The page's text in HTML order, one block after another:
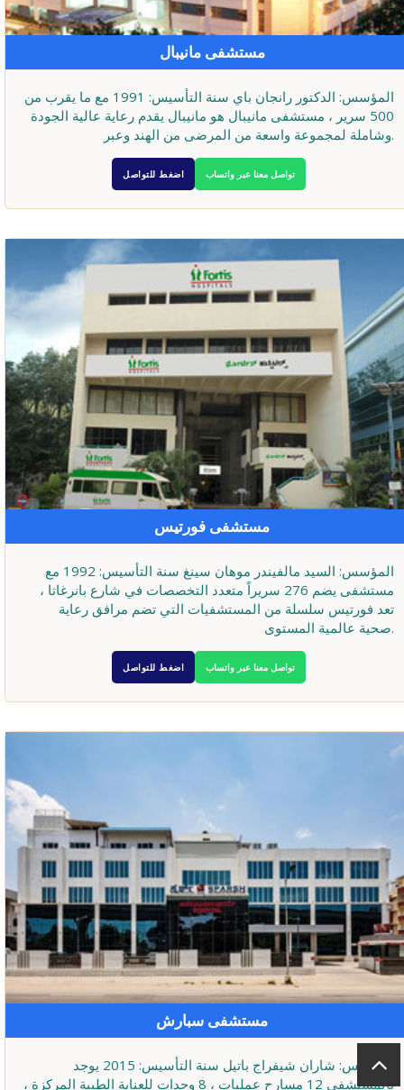
مستشفى مانيبال
المؤسس: الدكتور رانجان باي سنة التأسيس: 1991 مع ما يقرب من
500 سرير ، مستشفى مانيبال هو مانيبال يقدم رعاية عالية الجودة
وشاملة لمجموعة واسعة من المرضى من الهند وعبر.
اضغط للتواصل تواصل معنا عبر واتساب
مستشفى فورتيس
المؤسس: السيد مالفيندر موهان سينغ سنة التأسيس: 1992 مع
مستشفى يضم 276 سريراً متعدد التخصصات في شارع بانرغاتا ،
تعد فورتيس سلسلة من المستشفيات التي تضم مرافق رعاية
صحية عالمية المستوى.
اضغط للتواصل تواصل معنا عبر واتساب
مستشفى سبارش
المؤسس: شاران شيفراج باتيل سنة التأسيس: 2015 يوجد
بالمستشفى 12 مسارح عمليات ، 8 وحدات للعناية الطبية المركزة ،